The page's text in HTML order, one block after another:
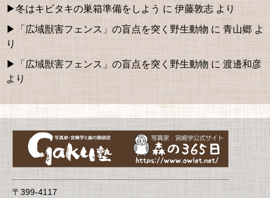
冬はキビタキの巣箱準備をしよう に 伊藤敦志 より
「広域獣害フェンス」の盲点を突く野生動物 に 青山郷 よ
り
「広域獣害フェンス」の盲点を突く野生動物 に 渡邊和彦
より
〒399-4117